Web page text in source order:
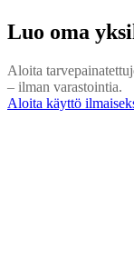
Luo oma
Aloita
– ilman varastointia.
Aloita käyttö